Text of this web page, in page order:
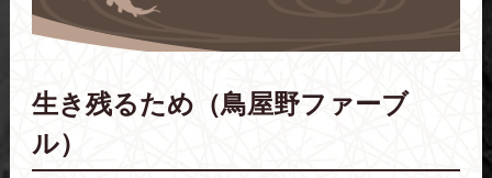
生き残るため（鳥屋野ファーブ
ル）